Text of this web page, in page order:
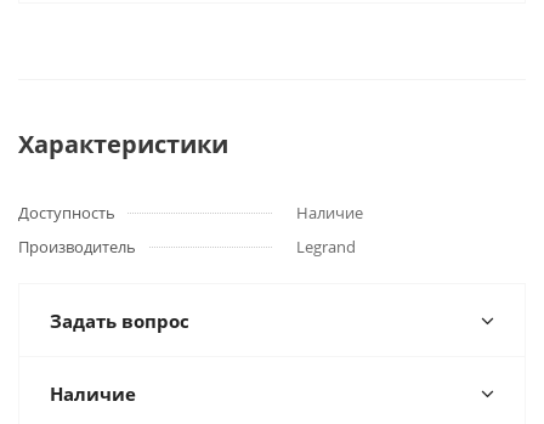
Характеристики
Доступность
Наличие
Производитель
Legrand
Задать вопрос
Наличие